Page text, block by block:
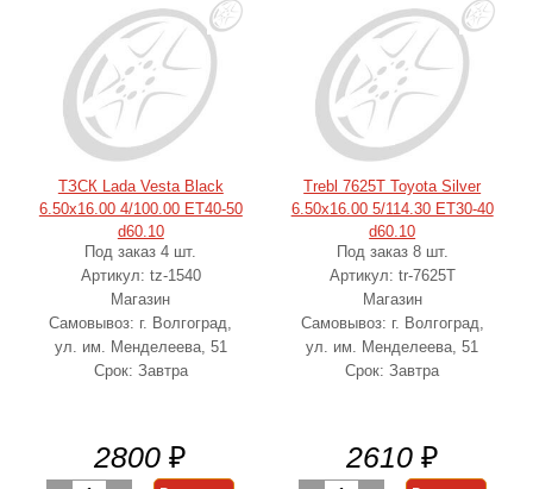
ТЗСК Lada Vesta Black
6.50x16.00 4/100.00 ET40-50
d60.10
Под заказ 4 шт.
Артикул: tz-1540
Магазин
Самовывоз: г. Волгоград,
ул. им. Менделеева, 51
Срок: Завтра
2800 ₽
Trebl 7625T Toyota Silver
6.50x16.00 5/114.30 ET30-40
d60.10
Под заказ 8 шт.
Артикул: tr-7625T
Магазин
Самовывоз: г. Волгоград,
ул. им. Менделеева, 51
Срок: Завтра
2610 ₽